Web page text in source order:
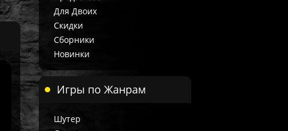
Для Двоих
Скидки
Сборники
Новинки
Игры по Жанрам
Шутер